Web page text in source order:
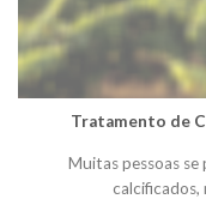
Tratamento de
Muitas pessoas se
calcificados,